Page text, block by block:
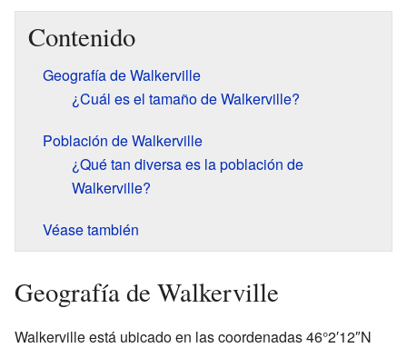
Contenido
Geografía de Walkerville
¿Cuál es el tamaño de Walkerville?
Población de Walkerville
¿Qué tan diversa es la población de
Walkerville?
Véase también
Geografía de Walkerville
Walkerville está ubicado en las coordenadas46°2′12″N